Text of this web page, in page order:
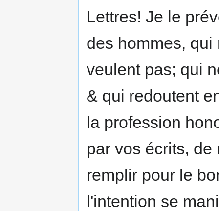
Lettres! Je le
des hommes,
veulent pas; qui
& qui redoutent
la profession
par vos écrits,
remplir pour le
l'intention se